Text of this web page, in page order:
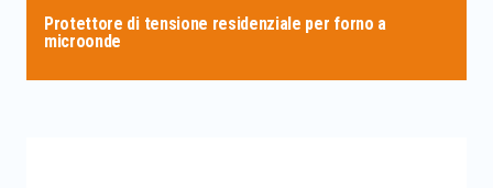
Protettore di tensione residenziale per forno a
microonde